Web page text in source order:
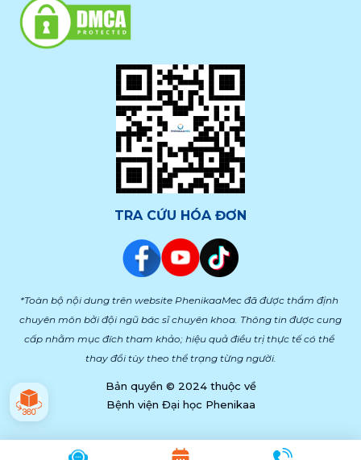
TRA CỨU HÓA ĐƠN
*Toàn bộ nội dung trên website PhenikaaMec đã được thẩm định
chuyên môn bởi đội ngũ bác sĩ chuyên khoa. Thông tin được cung
cấp nhằm mục đích tham khảo; hiệu quả điều trị thực tế có thể
thay đổi tùy theo thể trạng từng người.
Bản quyền © 2024 thuộc về
Bệnh viện Đại học Phenikaa